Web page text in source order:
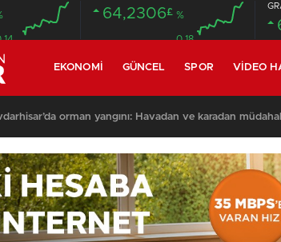
64,2306£ %
0.18
EKONOMI GÜNCEL SPOR VIDEO
orman yangını: Havadan ve karadan